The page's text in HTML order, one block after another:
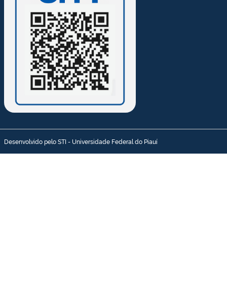
Desenvolvido pelo STI - Universidade Federal do Piauí